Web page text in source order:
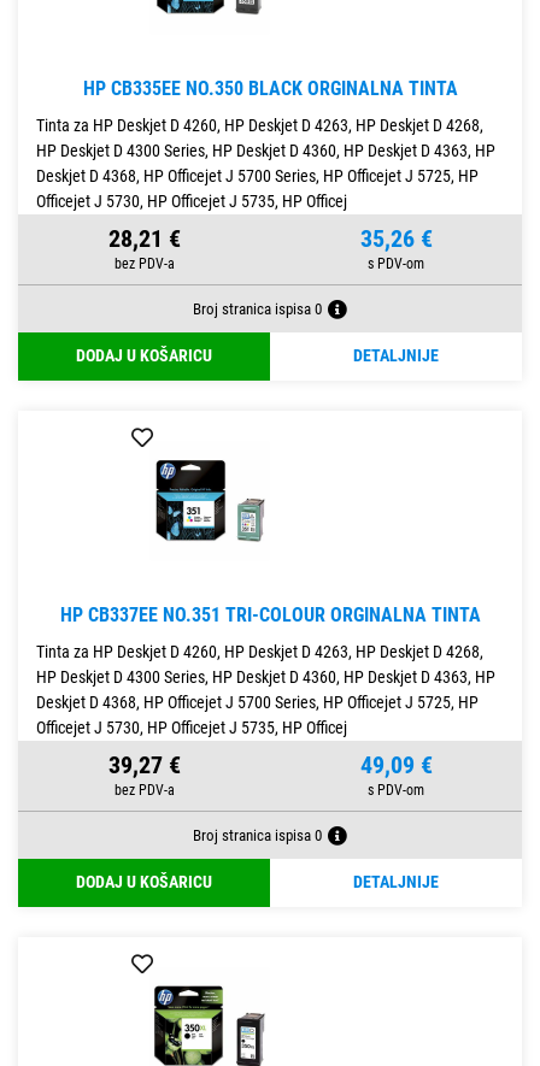
HP CB335EE NO.350 BLACK ORGINALNA TINTA
Tinta za HP Deskjet D 4260, HP Deskjet D 4263, HP Deskjet D 4268,
HP Deskjet D 4300 Series, HP Deskjet D 4360, HP Deskjet D 4363, HP
Deskjet D 4368, HP Officejet J 5700 Series, HP Officejet J 5725, HP
Officejet J 5730, HP Officejet J 5735, HP Officej
28,21 € 35,26 €
Broj stranica ispisa 0
DODAJ U KOŠARICU DETALJNIJE
HP CB337EE NO.351 TRI-COLOUR ORGINALNA TINTA
Tinta za HP Deskjet D 4260, HP Deskjet D 4263, HP Deskjet D 4268,
HP Deskjet D 4300 Series, HP Deskjet D 4360, HP Deskjet D 4363, HP
Deskjet D 4368, HP Officejet J 5700 Series, HP Officejet J 5725, HP
Officejet J 5730, HP Officejet J 5735, HP Officej
39,27 € 49,09 €
Broj stranica ispisa 0
DODAJ U KOŠARICU DETALJNIJE